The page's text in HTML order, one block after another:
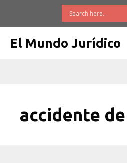
El Mundo Jurídico
accidente